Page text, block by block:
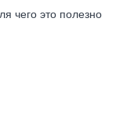
чего это полезно